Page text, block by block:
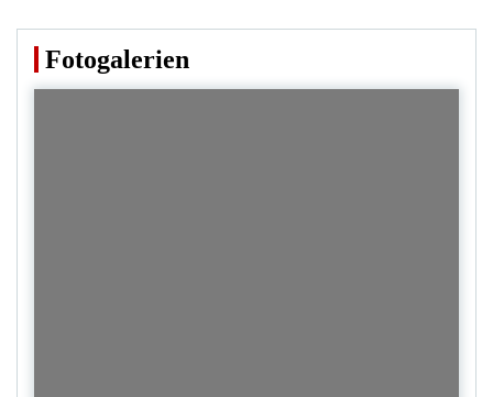
Fotogalerien